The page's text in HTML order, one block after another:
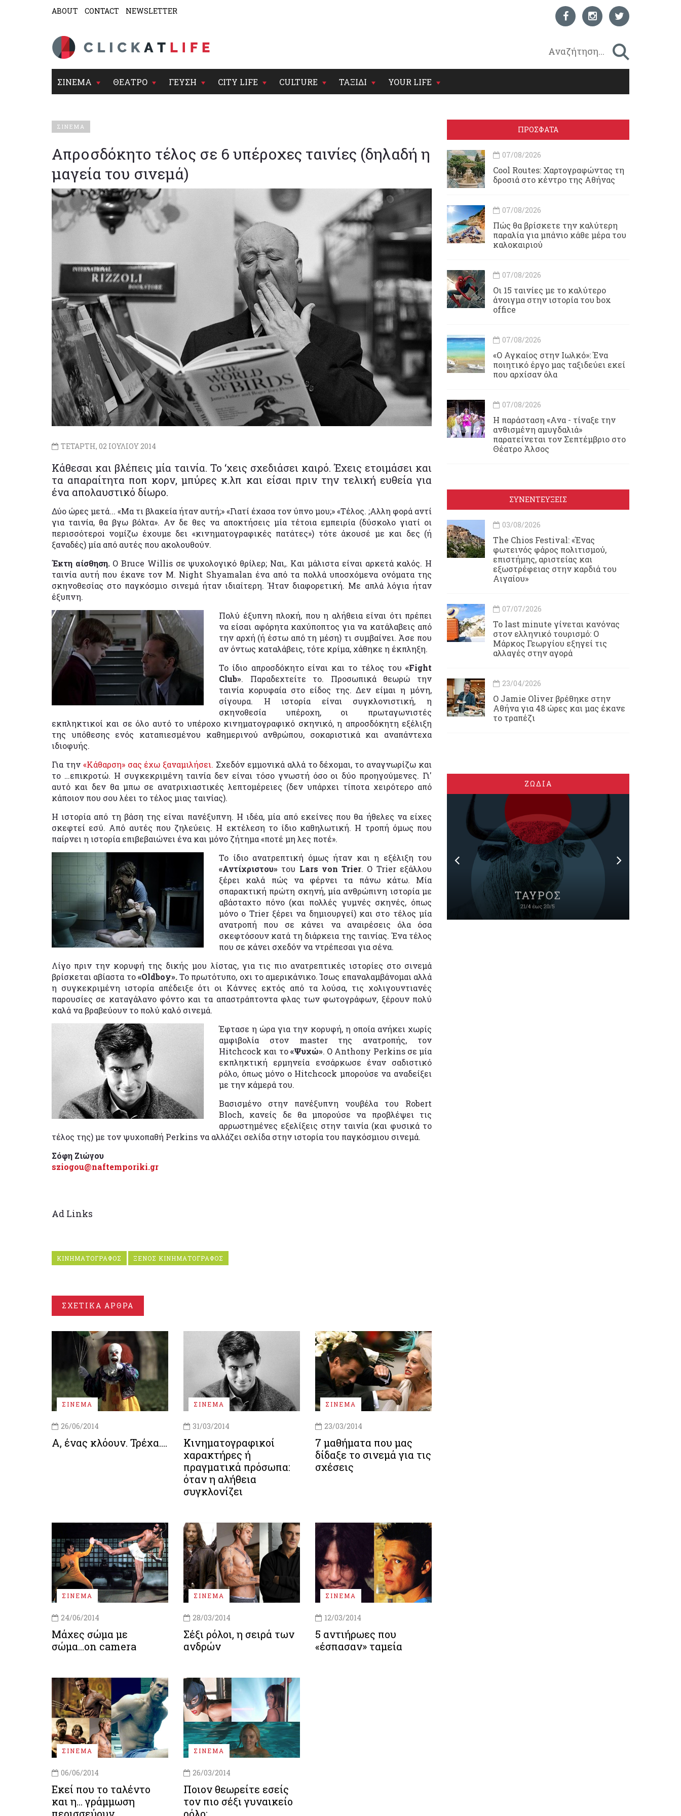
ABOUT CONTACT NEWSLETTER
ΣΙΝΕΜΑ ΘΕΑΤΡΟ ΓΕΥΣΗ CITY LIFE CULTURE ΤΑΞΙΔΙ YOUR LIFE
ΣΙΝΕΜΑ
Απροσδόκητο τέλος σε 6 υπέροχες ταινίες (δηλαδή η
μαγεία του σινεμά)
ΤΕΤΑΡΤΗ, 02 ΙΟΥΛΙΟΥ 2014
Κάθεσαι και βλέπεις μία ταινία. Το ‘χεις σχεδιάσει καιρό. Έχεις ετοιμάσει και
τα απαραίτητα ποπ κορν, μπύρες κ.λπ και είσαι πριν την τελική ευθεία για
ένα απολαυστικό δίωρο.
Δύο ώρες μετά... «Μα τι βλακεία ήταν αυτή;» «Γιατί έχασα τον ύπνο μου;» «Τέλος. ;Aλλη φορά αντί
για ταινία, θα βγω βόλτα». Αν δε θες να αποκτήσεις μία τέτοια εμπειρία (δύσκολο γιατί οι
περισσότεροi νομίζω έχουμε δει «κινηματογραφικές πατάτες») τότε άκουσέ με και δες (ή
ξαναδές) μία από αυτές που ακολουθούν.
Έκτη αίσθηση.Ο Βruce Willis σε ψυχολογικό θρίλερ; Ναι,. Και μάλιστα είναι αρκετά καλός. Η
ταινία αυτή που έκανε τον M. Night Shyamalan ένα από τα πολλά υποσχόμενα ονόματα της
σκηνοθεσίας στο παγκόσμιο σινεμά ήταν ιδιαίτερη. Ήταν διαφορετική. Με απλά λόγια ήταν
έξυπνη.
Πολύ έξυπνη πλοκή, που η αλήθεια είναι ότι πρέπει
να είσαι αφόρητα καχύποπτος για να κατάλαβεις από
την αρχή (ή έστω από τη μέση) τι συμβαίνει. Άσε που
αν όντως καταλάβεις, τότε κρίμα, χάθηκε η έκπληξη.
Το ίδιο απροσδόκητο είναι και το τέλος του «Fight
Club». Παραδεχτείτε το. Προσωπικά θεωρώ την
ταινία κορυφαία στο είδος της. Δεν είμαι η μόνη,
σίγουρα. Η ιστορία είναι συγκλονιστική, η
σκηνοθεσία υπέροχη, οι πρωταγωνιστές
εκπληκτικοί και σε όλο αυτό το υπέροχο κινηματογραφικό σκηνικό, η απροσδόκητη εξέλιξη
της υπόθεσης ενός καταπιεσμένου καθημερινού ανθρώπου, σοκαριστικά και αναπάντεχα
ιδιοφυής.
Για την «Κάθαρση» σας έχω ξαναμιλήσει. Σχεδόν εμμονικά αλλά το δέχομαι, το αναγνωρίζω και
το …επικροτώ. Η συγκεκριμένη ταινία δεν είναι τόσο γνωστή όσο οι δύο προηγούμενες. Γι'
αυτό και δεν θα μπω σε ανατριχιαστικές λεπτομέρειες (δεν υπάρχει τίποτα χειρότερο από
κάποιον που σου λέει το τέλος μιας ταινίας).
Η ιστορία από τη βάση της είναι πανέξυπνη. Η ιδέα, μία από εκείνες που θα ήθελες να είχες
σκεφτεί εσύ. Από αυτές που ζηλεύεις. Η εκτέλεση το ίδιο καθηλωτική. Η τροπή όμως που
παίρνει η ιστορία επιβεβαιώνει ένα και μόνο ζήτημα «ποτέ μη λες ποτέ».
Το ίδιο ανατρεπτική όμως ήταν και η εξέλιξη του
«Αντίχριστου» του Lars von Trier. Ο Trier εξάλλου
ξέρει καλά πώς να φέρνει τα πάνω κάτω. Μία
σπαρακτική πρώτη σκηνή, μία ανθρώπινη ιστορία με
αβάσταχτο πόνο (και πολλές γυμνές σκηνές, όπως
μόνο ο Trier ξέρει να δημιουργεί) και στο τέλος μία
ανατροπή που σε κάνει να αναιρέσεις όλα όσα
σκεφτόσουν κατά τη διάρκεια της ταινίας. Ένα τέλος
που σε κάνει σχεδόν να ντρέπεσαι για σένα.
Λίγο πριν την κορυφή της δικής μου λίστας, για τις πιο ανατρεπτικές ιστορίες στο σινεμά
βρίσκεται αβίαστα το«Oldboy».Το πρωτότυπο, οχι το αμερικάνικο. Ίσως επαναλαμβάνομαι αλλά
η συγκεκριμένη ιστορία απέδειξε ότι οι Κάννες εκτός από τα λούσα, τις χολιγουντιανές
παρουσίες σε καταγάλανο φόντο και τα απαστράπτοντα φλας των φωτογράφων, ξέρουν πολύ
καλά να βραβεύουν το πολύ καλό σινεμά.
Έφτασε η ώρα για την κορυφή, η οποία ανήκει χωρίς
αμφιβολία στον master της ανατροπής, τον
Hitchcock και το«Ψυχώ». Ο Anthony Perkins σε μία
εκπληκτική ερμηνεία ενσάρκωσε έναν σαδιστικό
ρόλο, όπως μόνο ο Hitchcock μπορούσε να αναδείξει
με την κάμερά του.
Βασισμένο στην πανέξυπνη νουβέλα του Robert
Bloch, κανείς δε θα μπορούσε να προβλέψει τις
αρρωστημένες εξελίξεις στην ταινία (και φυσικά το
τέλος της) με τον ψυχοπαθή Perkins να αλλάζει σελίδα στην ιστορία του παγκόσμιου σινεμά.
Σόφη Ζιώγου
sziogou@naftemporiki.gr
Ad Links
ΚΙΝΗΜΑΤΟΓΡΑΦΟΣ ΞΕΝΟΣ ΚΙΝΗΜΑΤΟΓΡΑΦΟΣ
ΣΧΕΤΙΚΑ ΑΡΘΡΑ
ΣΙΝΕΜΑ
26/06/2014
Α, ένας κλόουν. Τρέχα….
ΣΙΝΕΜΑ
31/03/2014
Κινηματογραφικοί
χαρακτήρες ή
πραγματικά πρόσωπα:
όταν η αλήθεια
συγκλονίζει
ΣΙΝΕΜΑ
23/03/2014
7 μαθήματα που μας
δίδαξε το σινεμά για τις
σχέσεις
ΣΙΝΕΜΑ
24/06/2014
Μάχες σώμα με
σώμα...on camera
ΣΙΝΕΜΑ
28/03/2014
Σέξι ρόλοι, η σειρά των
ανδρών
ΣΙΝΕΜΑ
12/03/2014
5 αντιήρωες που
«έσπασαν» ταμεία
ΣΙΝΕΜΑ
06/06/2014
Εκεί που το ταλέντο
και η... γράμμωση
ΣΙΝΕΜΑ
26/03/2014
Ποιον θεωρείτε εσείς
τον πιο σέξι γυναικείο
ΠΡΟΣΦΑΤΑ
07/08/2026
Cool Routes: Χαρτογραφώντας τη
δροσιά στο κέντρο της Αθήνας
07/08/2026
Πώς θα βρίσκετε την καλύτερη
παραλία για μπάνιο κάθε μέρα του
καλοκαιριού
07/08/2026
Οι 15 ταινίες με το καλύτερο
άνοιγμα στην ιστορία του box
office
07/08/2026
«Ο Αγκαίος στην Ιωλκό»: Ένα
ποιητικό έργο μας ταξιδεύει εκεί
που αρχίσαν όλα
07/08/2026
Η παράσταση «Ανα - τίναξε την
ανθισμένη αμυγδαλιά»
παρατείνεται τον Σεπτέμβριο στο
Θέατρο Άλσος
ΣΥΝΕΝΤΕΥΞΕΙΣ
03/08/2026
Τhe Chios Festival: «Ένας
φωτεινός φάρος πολιτισμού,
επιστήμης, αριστείας και
εξωστρέφειας στην καρδιά του
Αιγαίου»
07/07/2026
Το last minute γίνεται κανόνας
στον ελληνικό τουρισμό: Ο
Μάρκος Γεωργίου εξηγεί τις
αλλαγές στην αγορά
23/04/2026
Ο Jamie Oliver βρέθηκε στην
Αθήνα για 48 ώρες και μας έκανε
το τραπέζι
ΖΩΔΙΑ